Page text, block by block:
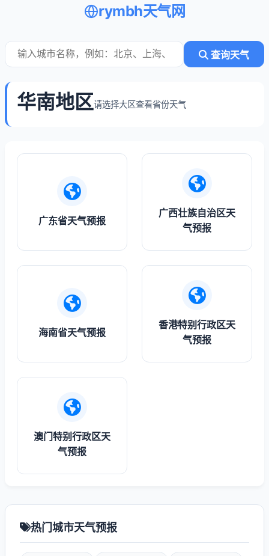
rymbh天气网
查询天气
华南地区请选择大区查看省份天气
广东省天气预报
广西壮族自治区天
气预报
海南省天气预报
香港特别行政区天
气预报
澳门特别行政区天
气预报
热门城市天气预报